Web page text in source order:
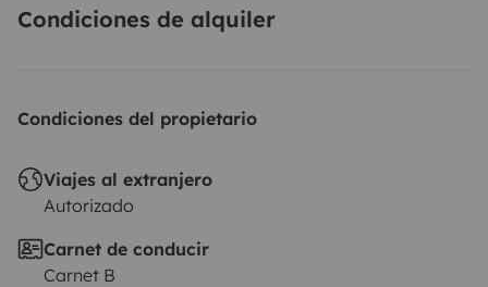
Condiciones de alquiler
Condiciones del propietario
Viajes al extranjero
Autorizado
Carnet de conducir
Carnet B